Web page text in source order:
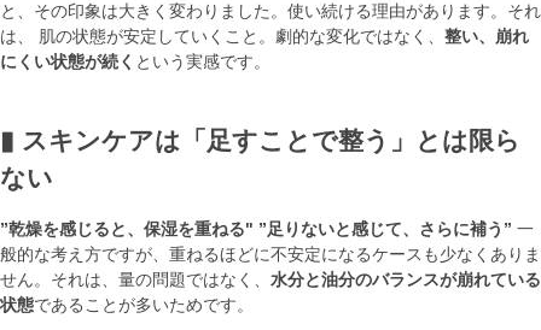
と、その印象は大きく変わりました。使い続ける理由があります。それ
は、 肌の状態が安定していくこと。劇的な変化ではなく、 整い、崩れ
にくい状態が続く という実感です。
▮ スキンケアは「足すことで整う」とは限ら
ない
”乾燥を感じると、保湿を重ねる" ”足りないと感じて、さらに補う” 一
般的な考え方ですが、重ねるほどに不安定になるケースも少なくありま
せん。それは、量の問題ではなく、 水分と油分のバランスが崩れている
状態であることが多いためです。